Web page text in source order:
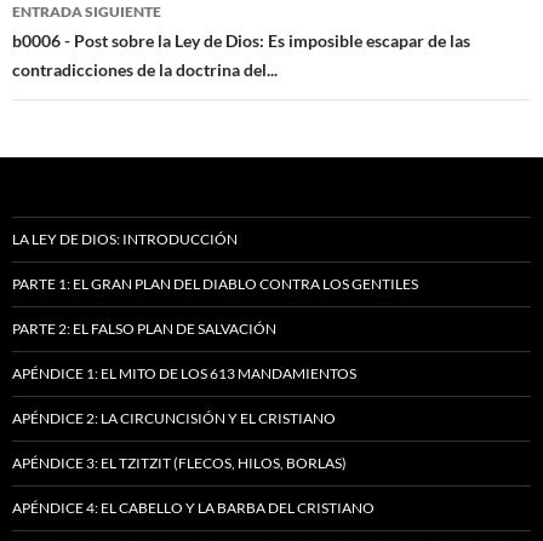
ENTRADA SIGUIENTE
b0006 - Post sobre la Ley de Dios: Es imposible escapar de las
contradicciones de la doctrina del...
LA LEY DE DIOS: INTRODUCCIÓN
PARTE 1: EL GRAN PLAN DEL DIABLO CONTRA LOS GENTILES
PARTE 2: EL FALSO PLAN DE SALVACIÓN
APÉNDICE 1: EL MITO DE LOS 613 MANDAMIENTOS
APÉNDICE 2: LA CIRCUNCISIÓN Y EL CRISTIANO
APÉNDICE 3: EL TZITZIT (FLECOS, HILOS, BORLAS)
APÉNDICE 4: EL CABELLO Y LA BARBA DEL CRISTIANO